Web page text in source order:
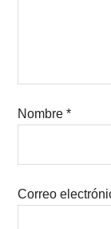
Nombre*
Correo